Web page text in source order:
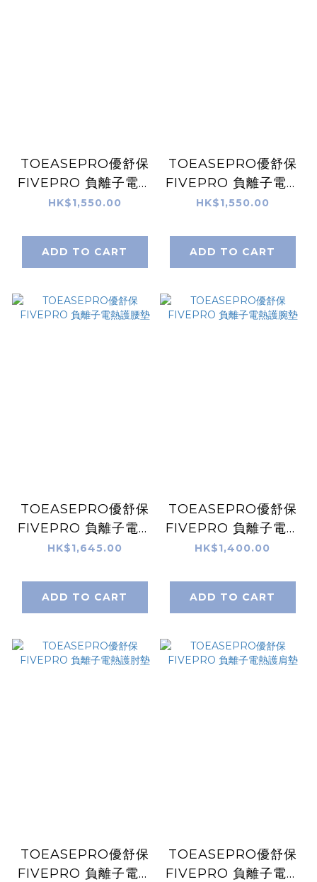
TOEASEPRO優舒保
FIVEPRO 負離子電熱
護踝墊
HK$1,550.00
ADD TO CART
TOEASEPRO優舒保
FIVEPRO 負離子電熱
護膝墊
HK$1,550.00
ADD TO CART
TOEASEPRO優舒保
FIVEPRO 負離子電熱
護腰墊
HK$1,645.00
ADD TO CART
TOEASEPRO優舒保
FIVEPRO 負離子電熱
護腕墊
HK$1,400.00
ADD TO CART
TOEASEPRO優舒保
FIVEPRO 負離子電熱
TOEASEPRO優舒保
FIVEPRO 負離子電熱